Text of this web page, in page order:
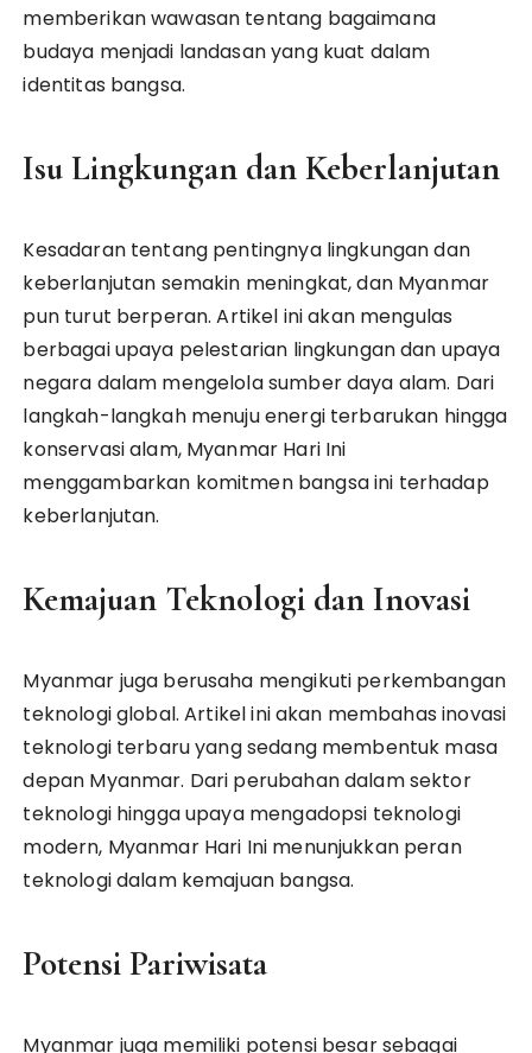
memberikan wawasan tentang bagaimana
budaya menjadi landasan yang kuat dalam
identitas bangsa.
Isu Lingkungan dan Keberlanjutan
Kesadaran tentang pentingnya lingkungan dan
keberlanjutan semakin meningkat, dan Myanmar
pun turut berperan. Artikel ini akan mengulas
berbagai upaya pelestarian lingkungan dan upaya
negara dalam mengelola sumber daya alam. Dari
langkah-langkah menuju energi terbarukan hingga
konservasi alam, Myanmar Hari Ini
menggambarkan komitmen bangsa ini terhadap
keberlanjutan.
Kemajuan Teknologi dan Inovasi
Myanmar juga berusaha mengikuti perkembangan
teknologi global. Artikel ini akan membahas inovasi
teknologi terbaru yang sedang membentuk masa
depan Myanmar. Dari perubahan dalam sektor
teknologi hingga upaya mengadopsi teknologi
modern, Myanmar Hari Ini menunjukkan peran
teknologi dalam kemajuan bangsa.
Potensi Pariwisata
Myanmar juga memiliki potensi besar sebagai